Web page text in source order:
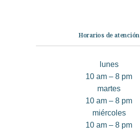
Horarios de atención
lunes
10 am – 8 pm
martes
10 am – 8 pm
miércoles
10 am – 8 pm